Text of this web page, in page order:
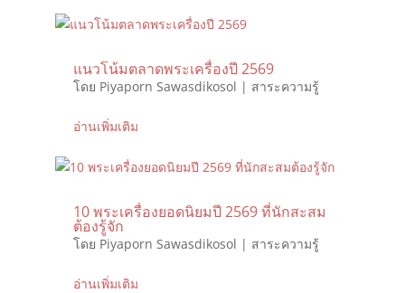
แนวโน้มตลาดพระเครื่องปี 2569
โดย Piyaporn Sawasdikosol | สาระความรู้
อ่านเพิ่มเติม
10 พระเครื่องยอดนิยมปี 2569 ที่นักสะสม
ต้องรู้จัก
โดย Piyaporn Sawasdikosol | สาระความรู้
อ่านเพิ่มเติม